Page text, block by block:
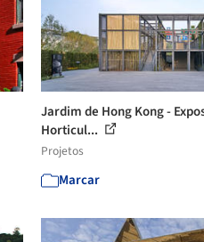
Jardim de Hong Kong -
Horticul...
Projetos
Marcar